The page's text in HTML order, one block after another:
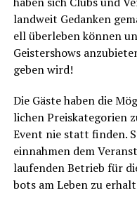
land­weit Gedan­ken
ell über­le­ben kön­nen
Geis­ter­shows
geben wird!
Die Gäs­te haben die
li­chen Preis­ka­te­go­rien
Event nie statt fin­den.
ein­nah­men dem
lau­fen­den Betrieb für
bots am Leben zu